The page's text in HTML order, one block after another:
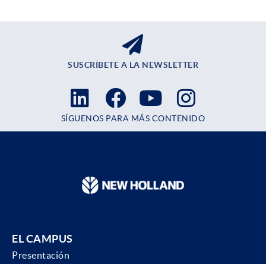
SUSCRÍBETE A LA NEWSLETTER
SÍGUENOS PARA MÁS CONTENIDO
EL CAMPUS
Presentación